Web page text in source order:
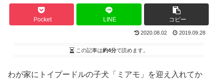
Pocket LINE コピー
2020.08.02 2019.09.28
この記事は約4分で読めます。
わが家にトイプードルの子犬「ミアモ」を迎え入れてか